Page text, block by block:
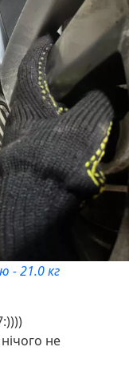
- 21.0 кг
не